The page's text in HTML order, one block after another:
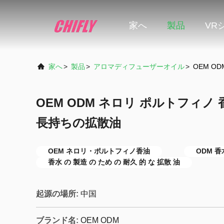
家へ 製品 VR
家へ> 製品> アロマディフューザーオイル> OEM
OEM ODM ネロリ ポルトフィノ
長持ちの拡散油
OEM ネロリ・ポルトフィノ香油
ODM 香
香水 の 製造 の ため の 耐久 的 な 拡散 油
起源の場所: 中国
ブランド名: OEM ODM